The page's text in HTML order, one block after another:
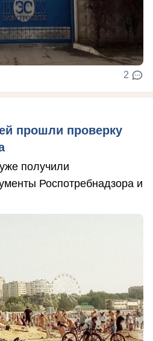
2
прошли проверку
получили
Роспотребнадзора и